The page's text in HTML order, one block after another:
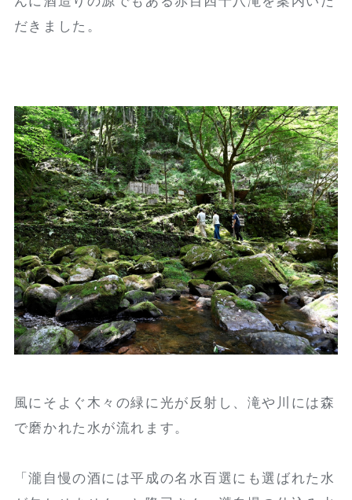
だきました。
風にそよぐ木々の緑に光が反射し、滝や川には森
で磨かれた水が流れます。
「瀧自慢の酒には平成の名水百選にも選ばれた水